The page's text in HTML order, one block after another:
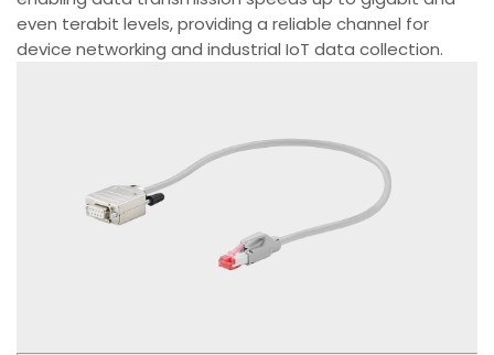
even terabit levels, providing a reliable channel for
device networking and industrial IoT data collection.